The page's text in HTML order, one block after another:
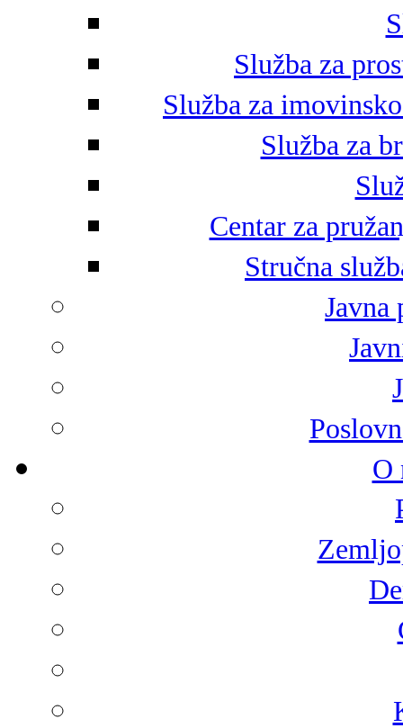
Služba za
Služba za
Služba za
Centar za
Stručna
Javna
O